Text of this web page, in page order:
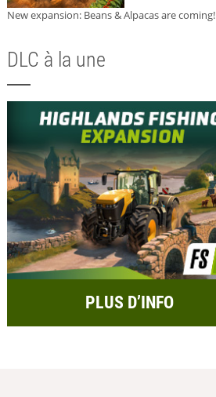
New expansion: Beans & Alpacas are coming!
DLC à la une
PLUS D’INFO